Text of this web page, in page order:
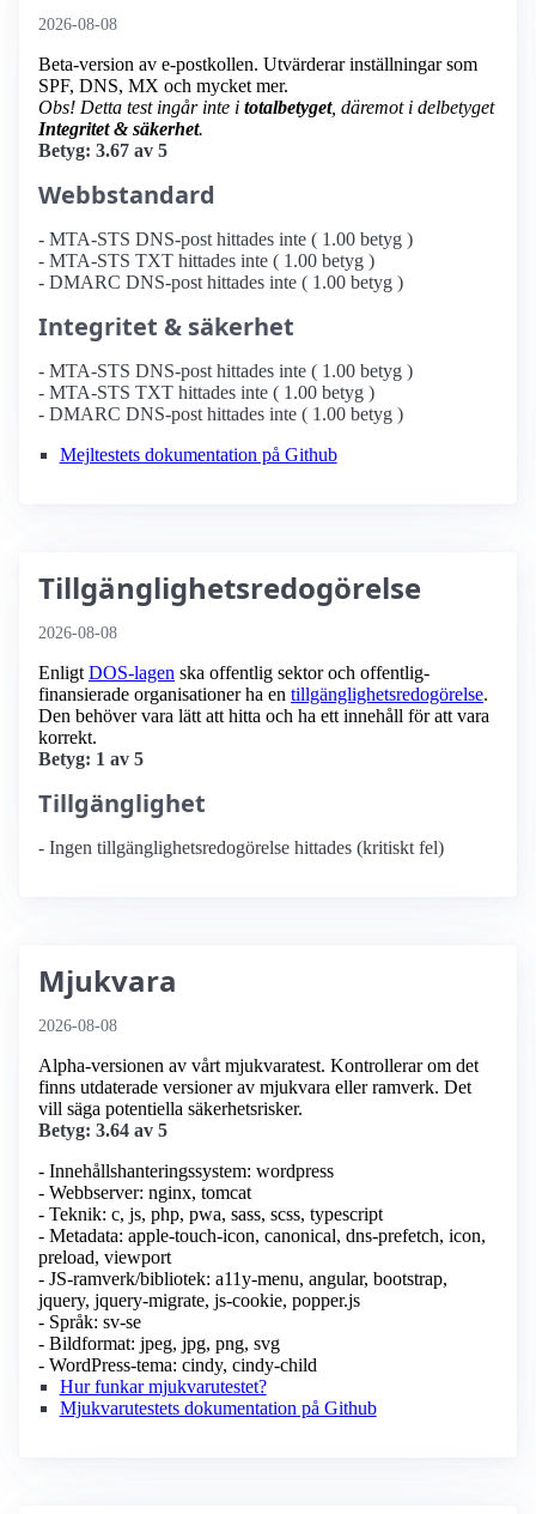
2026-08-08
Beta-version av e-postkollen. Utvärderar inställningar som
SPF, DNS, MX och mycket mer.
Obs! Detta test ingår inte i totalbetyget, däremot i delbetyget
Integritet & säkerhet.
Betyg: 3.67 av 5
Webbstandard
- MTA-STS DNS-post hittades inte ( 1.00 betyg )
- MTA-STS TXT hittades inte ( 1.00 betyg )
- DMARC DNS-post hittades inte ( 1.00 betyg )
Integritet & säkerhet
- MTA-STS DNS-post hittades inte ( 1.00 betyg )
- MTA-STS TXT hittades inte ( 1.00 betyg )
- DMARC DNS-post hittades inte ( 1.00 betyg )
Mejltestets dokumentation på Github
Tillgänglighetsredogörelse
2026-08-08
Enligt DOS-lagen ska offentlig sektor och offentlig­
finansierade organisationer ha en tillgänglighets­redogörelse.
Den behöver vara lätt att hitta och ha ett innehåll för att vara
korrekt.
Betyg: 1 av 5
Tillgänglighet
- Ingen tillgänglighetsredogörelse hittades (kritiskt fel)
Mjukvara
2026-08-08
Alpha-versionen av vårt mjukvaratest. Kontrollerar om det
finns utdaterade versioner av mjukvara eller ramverk. Det
vill säga potentiella säkerhetsrisker.
Betyg: 3.64 av 5
- Innehållshanteringssystem: wordpress
- Webbserver: nginx, tomcat
- Teknik: c, js, php, pwa, sass, scss, typescript
- Metadata: apple-touch-icon, canonical, dns-prefetch, icon,
preload, viewport
- JS-ramverk/bibliotek: a11y-menu, angular, bootstrap,
jquery, jquery-migrate, js-cookie, popper.js
- Språk: sv-se
- Bildformat: jpeg, jpg, png, svg
- WordPress-tema: cindy, cindy-child
Hur funkar mjukvarutestet?
Mjukvarutestets dokumentation på Github